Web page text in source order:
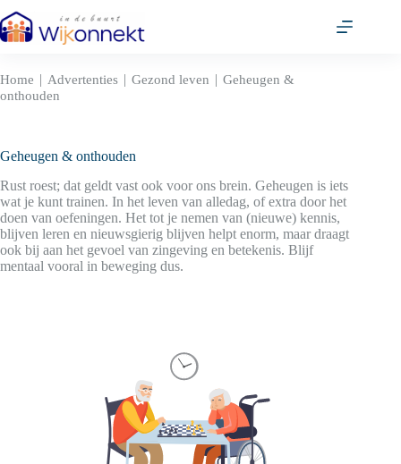
naar
de
Home | Advertenties | Gezond leven | Geheugen &
onthouden
Geheugen & onthouden
Rust roest; dat geldt vast ook voor ons brein. Geheugen is iets
wat je kunt trainen. In het leven van alledag, of extra door het
doen van oefeningen. Het tot je nemen van (nieuwe) kennis,
blijven leren en nieuwsgierig blijven helpt enorm, maar draagt
ook bij aan het gevoel van zingeving en betekenis. Blijf
mentaal vooral in beweging dus.